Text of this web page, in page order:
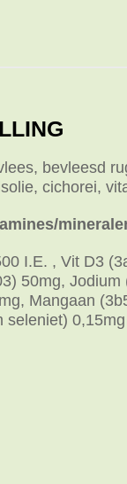
bevleesd
cichorei,
I.E. , Vit D3
50mg,
Mangaan
seleniet) 0,15mg